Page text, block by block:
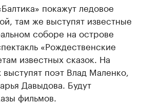
покажут ледовое
там же выступят известные
соборе на острове
«Рождественские
известных сказок. На
поэт Влад Маленко,
Давыдова. Будут
фильмов.